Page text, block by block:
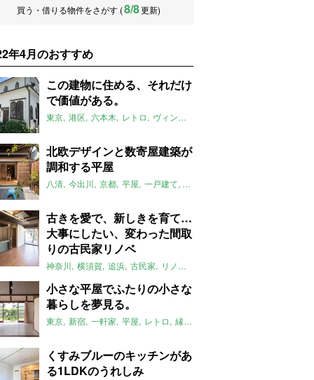
買う・借りる物件をさがす (8/8更新)
年4月のおすすめ
この建物に住める、それだけ
で価値がある。
東京 港区 六本木 レトロ ヴィンテージ
北欧デザインと数寄屋建築が
調和する平屋
八清 今出川 京都 平屋 一戸建て レトロ
古きを愛で、新しきを育て…
大事にしたい、変わった間取
りの古民家リノベ
神奈川 横須賀 追浜 古民家 リノベーション
小さな平屋でふたりの小さな
暮らしを夢見る。
東京 新宿 一軒家 平屋 レトロ 縁側
くすみブルーのキッチンがあ
る1LDKのうれしみ